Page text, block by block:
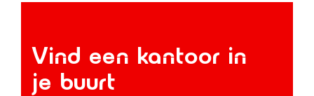
Vind een kantoor in
je buurt